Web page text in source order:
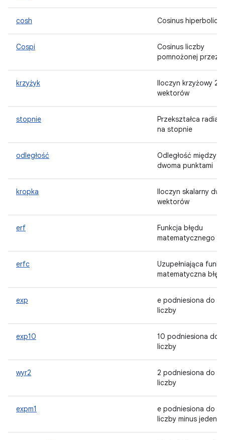
cosh Cosinus
Cospi
Cosinus liczby
pomnożonej przez
krzyżyk
Iloczyn krzyżowy 2
wektorów
stopnie
Przekształca
na stopnie
odległość
Odległość między
dwoma punktami
kropka
Iloczyn skalarny
wektorów
erf
Funkcja błędu
matematycznego
erfc
Uzupełniająca
matematyczna
exp
e podniesiona do
liczby
exp10
10 podniesiona do
liczby
wyr2
2 podniesiona do
liczby
expm1
e podniesiona do
liczby minus jeden